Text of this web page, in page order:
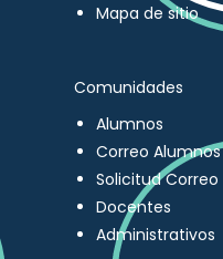
Mapa de sitio
Comunidades
Alumnos
Correo Alumnos
Solicitud Correo
Docentes
Administrativos